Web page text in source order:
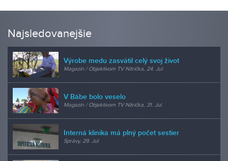
Najsledovanejšie
Výrobe medu zasvätil celý svoj život
Magazín / Objektívom TV Nitrička, 24. Jul
V Bábe bolo veselo
Magazín / Objektívom TV Nitrička, 31. Jul
Interná klinika má plný počet sestier
Správy, 29. Jul